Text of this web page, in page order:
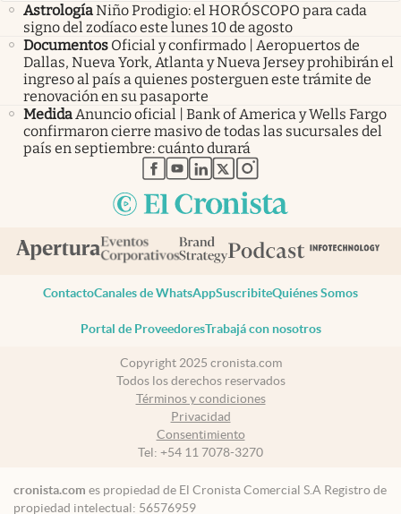
AstrologíaNiño Prodigio: el HORÓSCOPO para cada
signo del zodíaco este lunes 10 de agosto
Documentos Oficial y confirmado | Aeropuertos de
Dallas, Nueva York, Atlanta y Nueva Jersey prohibirán el
ingreso al país a quienes posterguen este trámite de
renovación en su pasaporte
MedidaAnuncio oficial | Bank of America y Wells Fargo
confirmaron cierre masivo de todas las sucursales del
país en septiembre: cuánto durará
abre en nueva pestaña
abre en nueva pestaña
abre en nueva pestaña
abre en nueva pestaña
abre en nueva pestaña
ContactoCanales de WhatsAppSuscribiteQuiénes Somos
Portal de ProveedoresTrabajá con nosotros
Copyright 2025 cronista.com
Todos los derechos reservados
Términos y condiciones
Privacidad
Consentimiento
Tel: +54 11 7078-3270
cronista.com es propiedad de El Cronista Comercial S.A Registro de
propiedad intelectual: 56576959